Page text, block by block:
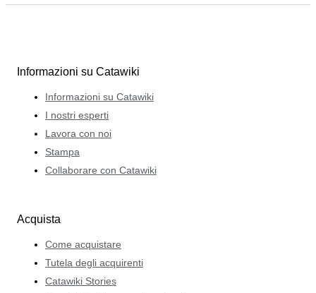
Informazioni su Catawiki
Informazioni su Catawiki
I nostri esperti
Lavora con noi
Stampa
Collaborare con Catawiki
Acquista
Come acquistare
Tutela degli acquirenti
Catawiki Stories